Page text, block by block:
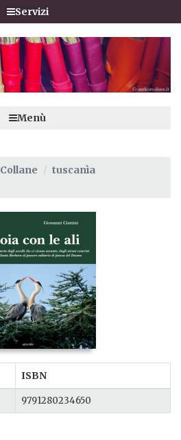
Servizi
Menù
Collane
tuscanìa
ISBN
9791280234650